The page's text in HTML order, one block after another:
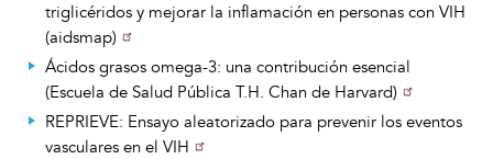
triglicéridos y mejorar la inflamación en personas con VIH
(aidsmap)
Ácidos grasos omega-3: una contribución esencial
(Escuela de Salud Pública T.H. Chan de Harvard)
REPRIEVE: Ensayo aleatorizado para prevenir los eventos
vasculares en el VIH